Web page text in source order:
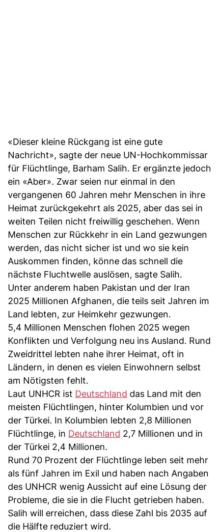
«Dieser kleine Rückgang ist eine gute
Nachricht», sagte der neue UN-Hochkommissar
für Flüchtlinge, Barham Salih. Er ergänzte jedoch
ein «Aber». Zwar seien nur einmal in den
vergangenen 60 Jahren mehr Menschen in ihre
Heimat zurückgekehrt als 2025, aber das sei in
weiten Teilen nicht freiwillig geschehen. Wenn
Menschen zur Rückkehr in ein Land gezwungen
werden, das nicht sicher ist und wo sie kein
Auskommen finden, könne das schnell die
nächste Fluchtwelle auslösen, sagte Salih.
Unter anderem haben Pakistan und der Iran
2025 Millionen Afghanen, die teils seit Jahren im
Land lebten, zur Heimkehr gezwungen.
5,4 Millionen Menschen flohen 2025 wegen
Konflikten und Verfolgung neu ins Ausland. Rund
Zweidrittel lebten nahe ihrer Heimat, oft in
Ländern, in denen es vielen Einwohnern selbst
am Nötigsten fehlt.
Laut UNHCR ist Deutschland das Land mit den
meisten Flüchtlingen, hinter Kolumbien und vor
der Türkei. In Kolumbien lebten 2,8 Millionen
Flüchtlinge, in Deutschland 2,7 Millionen und in
der Türkei 2,4 Millionen.
Rund 70 Prozent der Flüchtlinge leben seit mehr
als fünf Jahren im Exil und haben nach Angaben
des UNHCR wenig Aussicht auf eine Lösung der
Probleme, die sie in die Flucht getrieben haben.
Salih will erreichen, dass diese Zahl bis 2035 auf
die Hälfte reduziert wird.